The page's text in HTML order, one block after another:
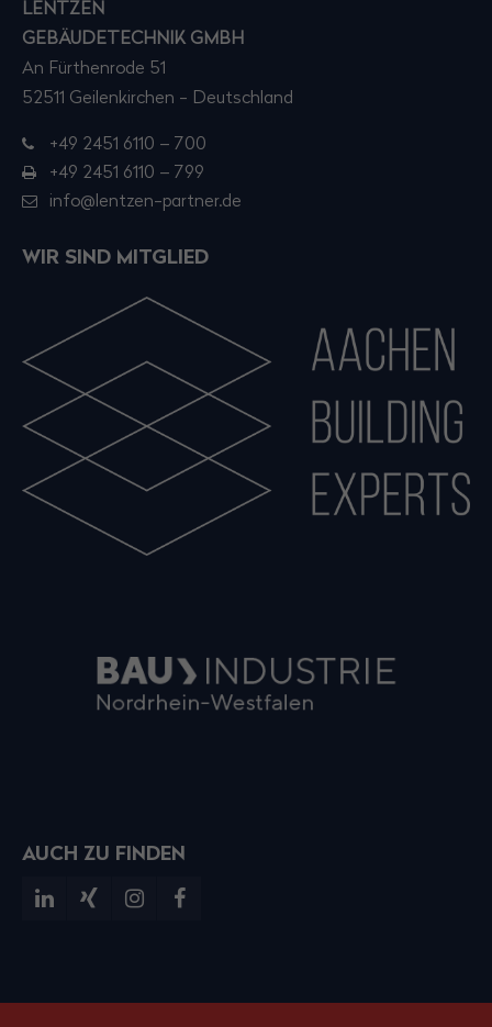
LENTZEN
GEBÄUDETECHNIK GMBH
An Fürthenrode 51
52511 Geilenkirchen - Deutschland
+49 2451 6110 – 700
+49 2451 6110 – 799
info@lentzen-partner.de
WIR SIND MITGLIED
AUCH ZU FINDEN